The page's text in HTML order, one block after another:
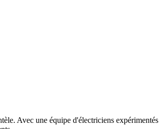
Avec une équipe d'électriciens expérimentés